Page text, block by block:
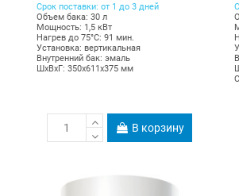
Срок поставки: от 1 до 3 дней
Объем бака: 30 л
Мощность: 1,5 кВт
Нагрев до 75°С: 91 мин.
Установка: вертикальная
Внутренний бак: эмаль
ШхВхГ: 350х611х375 мм
В корзину